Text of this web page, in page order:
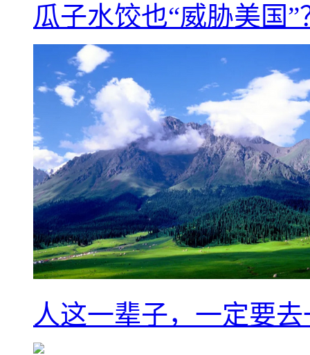
瓜子水饺也“威胁美国”
人这一辈子，一定要